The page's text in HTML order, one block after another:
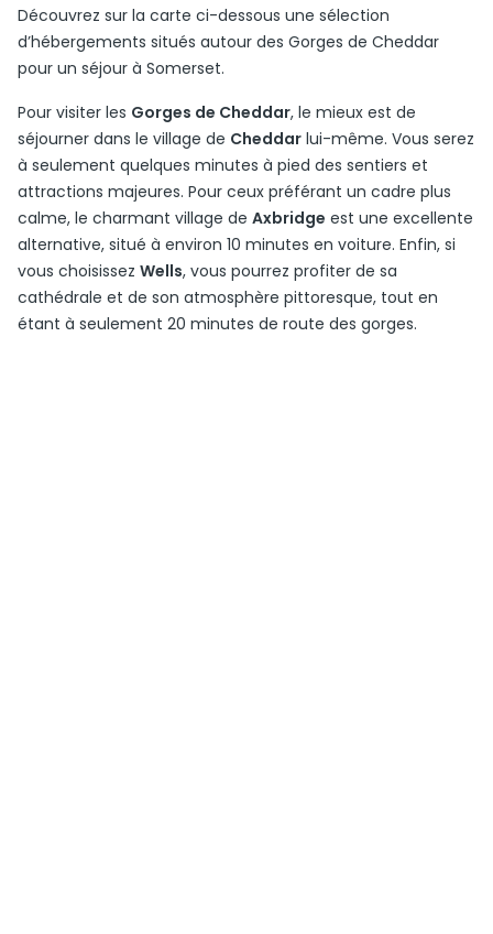
Découvrez sur la carte ci-dessous une sélection
d’hébergements situés autour des Gorges de Cheddar
pour un séjour à Somerset.
Pour visiter les Gorges de Cheddar, le mieux est de
séjourner dans le village de Cheddar lui-même. Vous serez
à seulement quelques minutes à pied des sentiers et
attractions majeures. Pour ceux préférant un cadre plus
calme, le charmant village de Axbridge est une excellente
alternative, situé à environ 10 minutes en voiture. Enfin, si
vous choisissez Wells, vous pourrez profiter de sa
cathédrale et de son atmosphère pittoresque, tout en
étant à seulement 20 minutes de route des gorges.